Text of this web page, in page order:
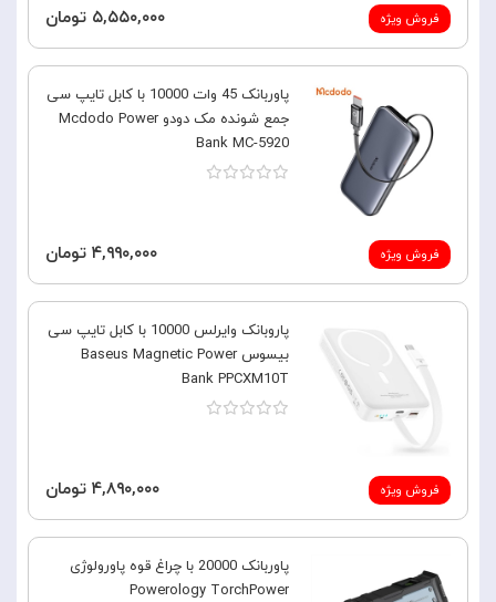
فروش ویژه ۵,۵۵۰,۰۰۰ تومان
فروش ویژه
پاوربانک 45 وات 10000 با کابل تایپ سی
جمع شونده مک دودو Mcdodo Power
Bank MC-5920
۴,۹۹۰,۰۰۰ تومان
فروش ویژه
پاروبانک وایرلس 10000 با کابل تایپ سی
بیسوس Baseus Magnetic Power
Bank PPCXM10T
۴,۸۹۰,۰۰۰ تومان
پاوربانک 20000 با چراغ قوه پاورولوژی
Powerology TorchPower